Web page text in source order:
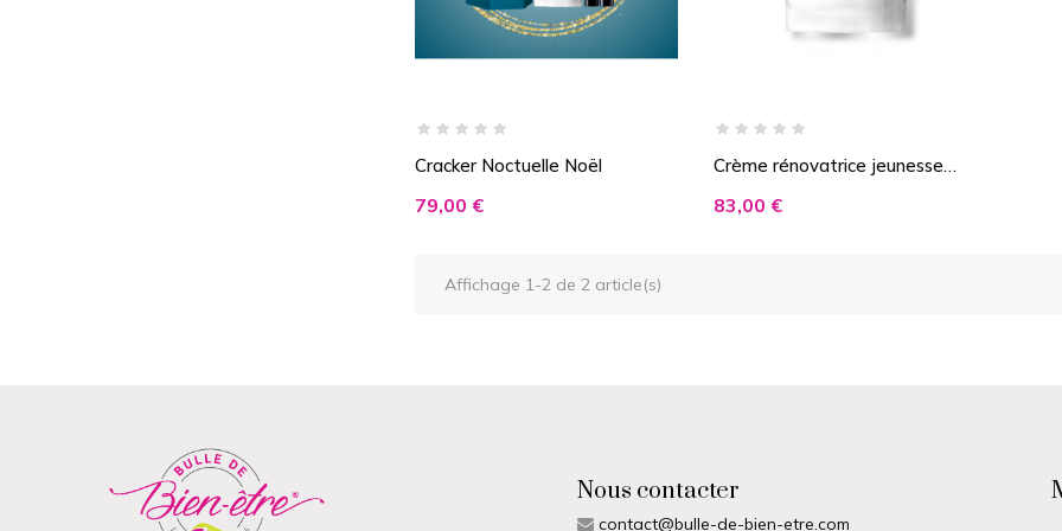
Cracker Noctuelle Noël
Prix
79,00 €
Crème rénovatrice jeunesse
Prix
83,00 €
Affichage 1-2 de 2 article(s)
Nous contacter
contact@bulle-de-bien-etre.com